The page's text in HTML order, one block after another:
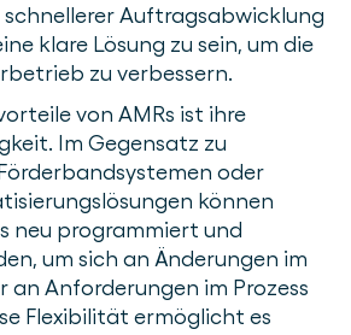
Auftragsabwicklung
klare Lösung zu sein, um die
zu verbessern.
von AMRs ist ihre
Im Gegensatz zu
oder
können
neu programmiert und
um sich an Änderungen im
an Anforderungen im Prozess
Flexibilität ermöglicht es